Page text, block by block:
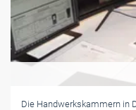
Die Handwerkskammern in